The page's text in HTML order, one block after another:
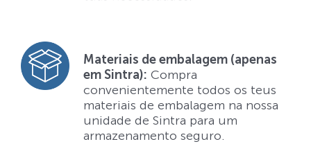
Materiais de embalagem (apenas
em Sintra): Compra
convenientemente todos os teus
materiais de embalagem na nossa
unidade de Sintra para um
armazenamento seguro.